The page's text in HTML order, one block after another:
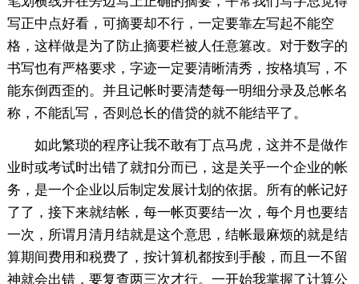
写正中点好看，可摘要却不行，一定要靠左写起不能空
格，这样做是为了防止摘要栏被人任意篡改。对于数字的
书写也有严格要求，字迹一定要清晰清秀，按格填写，不
能东倒西歪的。并且记帐时要清楚每一明细分录及总帐名
称，不能乱写，否则总长的借贷的就不能结平了。
如此繁琐的程序让我不敢有丁点马虎，这并不是做作
业时或考试时出错了就扣分而已，这是关乎一个企业的帐
务，是一个企业以后制定发展计划的依据。所有的帐记好
了了，接下来就结帐，每一帐页要结一次，每个月也要结
一次，所谓月清月结就是这个意思，结帐最麻烦的就是结
算期间费用和税费了，按计算机都按到手酸，而且一不留
神就会出错，要复查两三次才行。一开始我掌握了计算公